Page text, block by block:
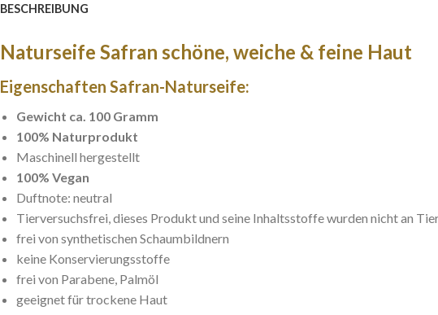
BESCHREIBUNG
Naturseife Safran schöne, weiche & feine Haut
Eigenschaften Safran-Naturseife:
Gewicht ca. 100 Gramm
100% Naturprodukt
Maschinell hergestellt
100% Vegan
Duftnote: neutral
Tierversuchsfrei, dieses Produkt und seine Inhaltsstoffe wurden nicht an
frei von synthetischen Schaumbildnern
keine Konservierungsstoffe
frei von Parabene, Palmöl
geeignet für trockene Haut